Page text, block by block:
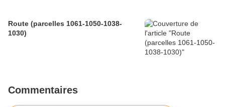
Route (parcelles 1061-1050-1038-
1030)
Commentaires